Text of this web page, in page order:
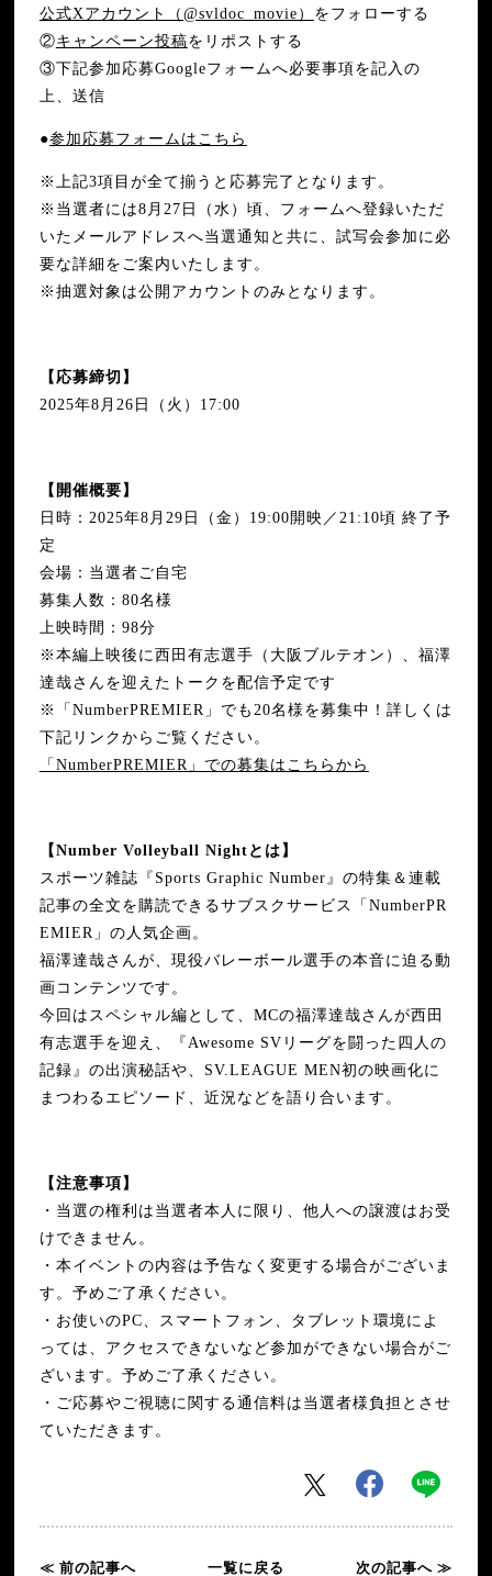
公式Xアカウント（@svldoc_movie） をフォローする
②キャンペーン投稿をリポストする
③下記参加応募Googleフォームへ必要事項を記入の
上、送信
●参加応募フォームはこちら
※上記3項目が全て揃うと応募完了となります。
※当選者には8月27日（水）頃、フォームへ登録いただ
いたメールアドレスへ当選通知と共に、試写会参加に必
要な詳細をご案内いたします。
※抽選対象は公開アカウントのみとなります。
【応募締切】
2025年8月26日（火）17:00
【開催概要】
日時：2025年8月29日（金）19:00開映／21:10頃 終了予
定
会場：当選者ご自宅
募集人数：80名様
上映時間：98分
※本編上映後に西田有志選手（大阪ブルテオン）、福澤
達哉さんを迎えたトークを配信予定です
※「NumberPREMIER」でも20名様を募集中！詳しくは
下記リンクからご覧ください。
「NumberPREMIER」での募集はこちらから
【Number Volleyball Nightとは】
スポーツ雑誌『Sports Graphic Number』の特集＆連載
記事の全文を購読できるサブスクサービス「NumberPR
EMIER」の人気企画。
福澤達哉さんが、現役バレーボール選手の本音に迫る動
画コンテンツです。
今回はスペシャル編として、MCの福澤達哉さんが西田
有志選手を迎え、『Awesome SVリーグを闘った四人の
記録』の出演秘話や、SV.LEAGUE MEN初の映画化に
まつわるエピソード、近況などを語り合います。
【注意事項】
・当選の権利は当選者本人に限り、他人への譲渡はお受
けできません。
・本イベントの内容は予告なく変更する場合がございま
す。予めご了承ください。
・お使いのPC、スマートフォン、タブレット環境によ
っては、アクセスできないなど参加ができない場合がご
ざいます。予めご了承ください。
・ご応募やご視聴に関する通信料は当選者様負担とさせ
ていただきます。
≪ 前の記事へ 一覧に戻る 次の記事へ ≫